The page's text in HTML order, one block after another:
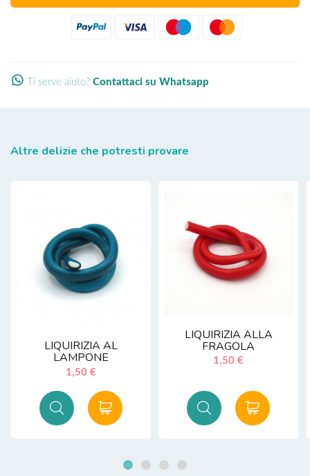
Ti serve aiuto? Contattaci su Whatsapp
Altre delizie che potresti provare
LIQUIRIZIA AL
LAMPONE
1,50 €
LIQUIRIZIA ALLA
FRAGOLA
1,50 €